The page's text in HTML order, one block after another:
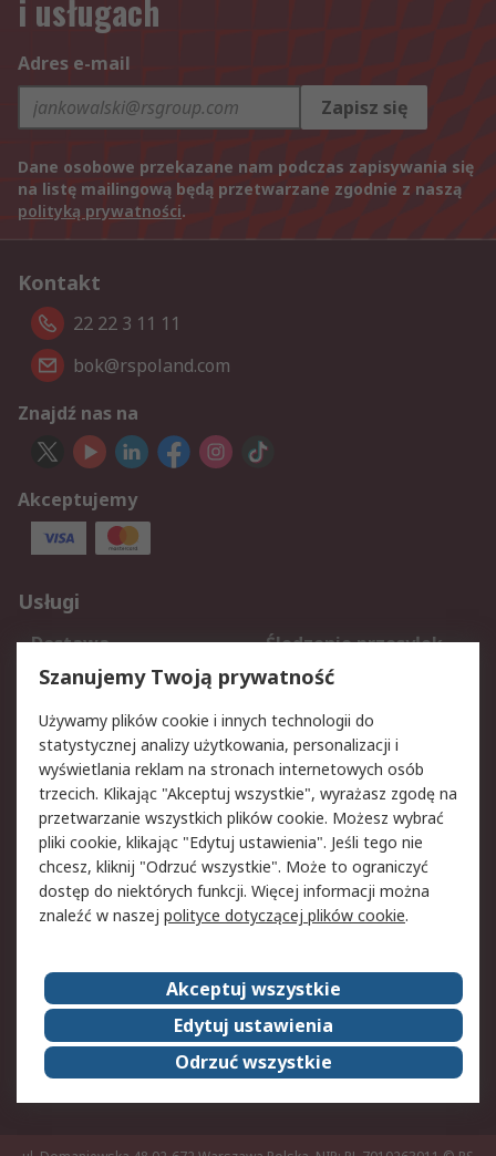
i usługach
Adres e-mail
Zapisz się
Dane osobowe przekazane nam podczas zapisywania się
na listę mailingową będą przetwarzane zgodnie z naszą
polityką prywatności.
Kontakt
22 22 3 11 11
bok@rspoland.com
Znajdź nas na
Akceptujemy
Usługi
Dostawa
Śledzenie przesyłek
Reklamacje i zwroty
Rejestracja
Aspekty prawne
Bezpieczeństwo e-
maila
Polityka dotycząca
plików cookie
Polityka prywatności
Użytkowanie witryny
Zastrzeżenia prawne
Warunki Sprzedaży
Kontakt
O firmie RS
RS na świecie
Kariera
Nagrody dla RS
ESG
Szanujemy Twoją prywatność
Używamy plików cookie i innych technologii do
statystycznej analizy użytkowania, personalizacji i
wyświetlania reklam na stronach internetowych osób
trzecich. Klikając "Akceptuj wszystkie", wyrażasz zgodę na
przetwarzanie wszystkich plików cookie. Możesz wybrać
pliki cookie, klikając "Edytuj ustawienia". Jeśli tego nie
chcesz, kliknij "Odrzuć wszystkie". Może to ograniczyć
dostęp do niektórych funkcji. Więcej informacji można
znaleźć w naszej polityce dotyczącej plików cookie.
Akceptuj wszystkie
Edytuj ustawienia
Odrzuć wszystkie